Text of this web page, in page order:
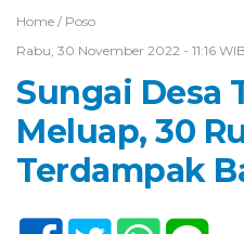
Home / Poso
Rabu, 30 November 2022 - 11:16 WIB
Sungai Desa
Meluap, 30
Terdampak